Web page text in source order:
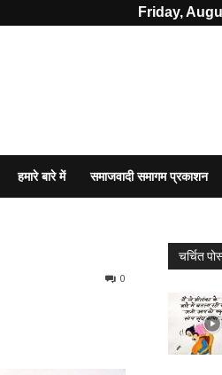
Friday,
हमारे बारे में समाजवादी समागम प्रकाशन
0
चर्चित